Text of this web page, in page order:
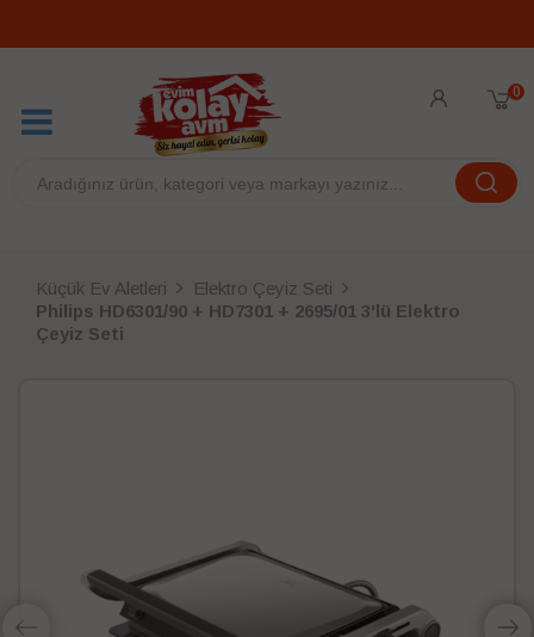
0
Küçük Ev Aletleri
Elektro Çeyiz Seti
Philips HD6301/90 + HD7301 + 2695/01 3'lü Elektro
Çeyiz Seti